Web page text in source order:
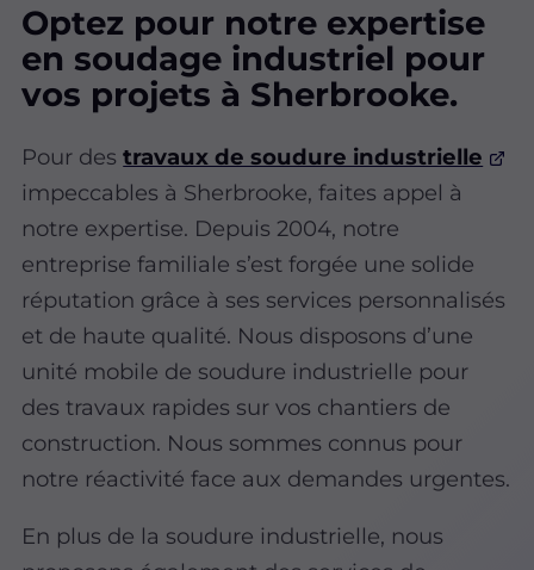
Optez pour notre expertise
en soudage industriel pour
vos projets à Sherbrooke.
Pour destravaux de soudure industrielle
impeccables à Sherbrooke, faites appel à
notre expertise. Depuis 2004, notre
entreprise familiale s’est forgée une solide
réputation grâce à ses services personnalisés
et de haute qualité. Nous disposons d’une
unité mobile de soudure industrielle pour
des travaux rapides sur vos chantiers de
construction. Nous sommes connus pour
notre réactivité face aux demandes urgentes.
En plus de la soudure industrielle, nous